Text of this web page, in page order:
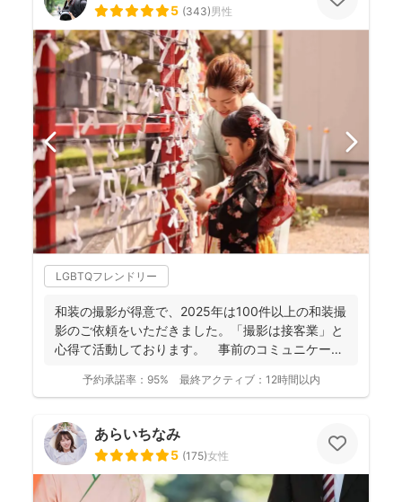
5 (343)男性
LGBTQフレンドリー
和装の撮影が得意で、2025年は100件以上の和装撮
影のご依頼をいただきました。「撮影は接客業」と
心得て活動しております。 事前のコミュニケーシ
予約承諾率： 95% 最終アクティブ： 12時間以内
あらいちなみ
5 (175)女性